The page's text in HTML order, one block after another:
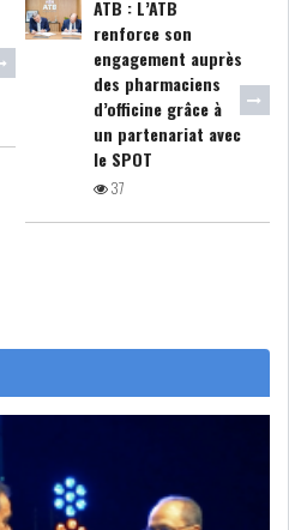
LOGISTIQUE ET
TRANSPORT
TOURSIME
DIVERS
ATB : L’ATB
renforce son
engagement auprès
des pharmaciens
d’officine grâce à
un partenariat avec
le SPOT
37